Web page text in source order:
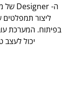
ליצור תמפלטים
יכול לעצב